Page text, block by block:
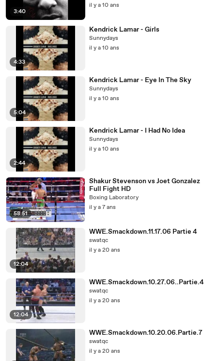
3:40
il y a 10 ans
4:33
Kendrick Lamar - Girls
Sunnydays
il y a 10 ans
5:04
Kendrick Lamar - Eye In The Sky
Sunnydays
il y a 10 ans
2:44
Kendrick Lamar - I Had No Idea
Sunnydays
il y a 10 ans
58:51
Shakur Stevenson vs Joet Gonzalez
Full Fight HD
Boxing Laboratory
il y a 7 ans
12:04
WWE.Smackdown.11.17.06 Partie 4
swatqc
il y a 20 ans
12:04
WWE.Smackdown.10.27.06..Partie.4
swatqc
il y a 20 ans
WWE.Smackdown.10.20.06.Partie.7
swatqc
il y a 20 ans